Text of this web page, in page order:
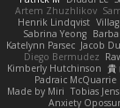
Artem Zhuzhlikov
Henrik Lindqvist
Sabrina Yeong
Katelynn Parsec Jacob
Diego Bermudez
Kimberly Hutchinson 貴
Padraic McQuarrie
Made by Miri Tobias
Anxiety